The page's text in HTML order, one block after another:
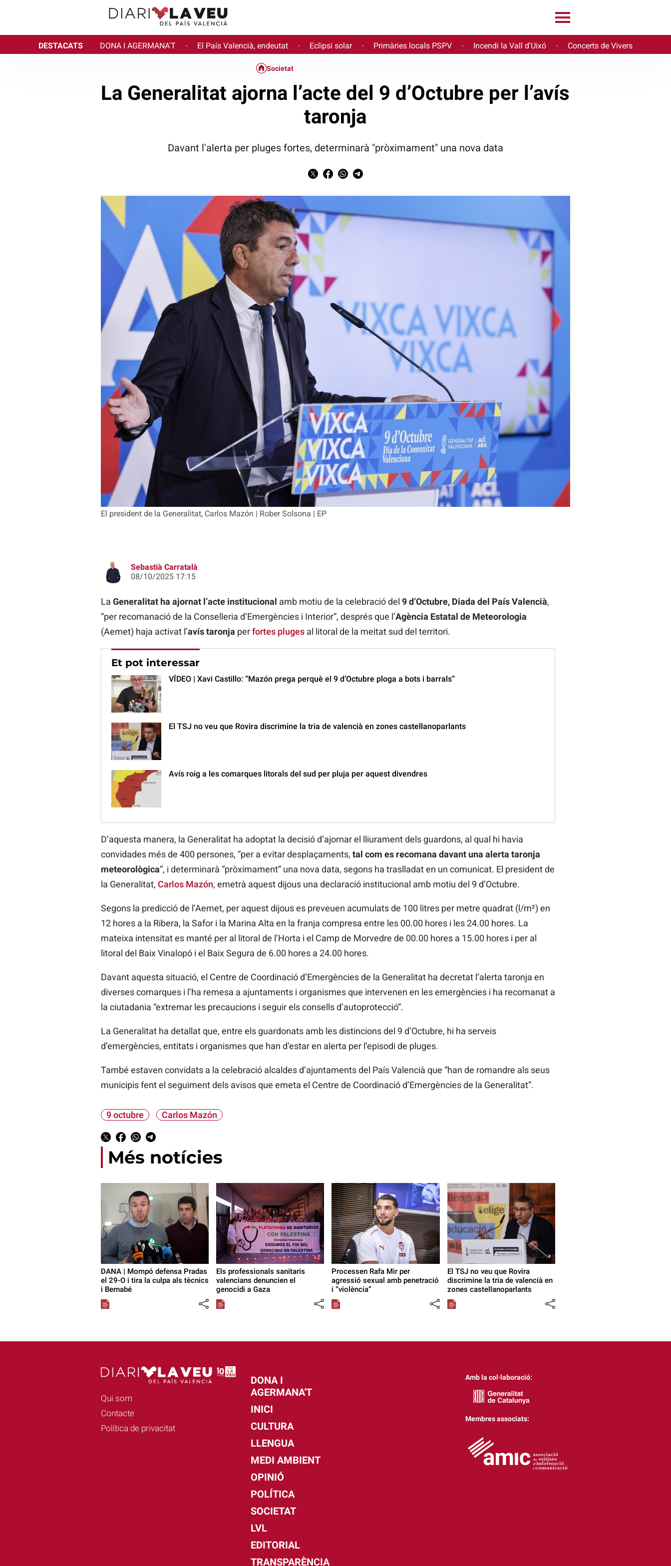
DESTACATS DONA I AGERMANA'T · El País Valencià, endeutat · Eclipsi solar · Primàries locals PSPV · Incendi la Vall d'Uixó · Concerts de Vivers
El president de la Generalitat, Carlos Mazón | Rober Solsona | EP
Societat
La Generalitat ajorna l’acte del 9 d’Octubre per l’avís
taronja
Davant l'alerta per pluges fortes, determinarà "pròximament" una nova data
Sebastià Carratalà
08/10/2025 17:15
La Generalitat ha ajornat l’acte institucional amb motiu de la celebració del 9 d’Octubre, Diada del País Valencià,
“per recomanació de la Conselleria d’Emergències i Interior”, després que l’Agència Estatal de Meteorologia
(Aemet) haja activat l’avís taronja perfortes plugesal litoral de la meitat sud del territori.
Et pot interessar
VÍDEO | Xavi Castillo: “Mazón prega perquè el 9 d’Octubre ploga a bots i barrals”
El TSJ no veu que Rovira discrimine la tria de valencià en zones castellanoparlants
Avís roig a les comarques litorals del sud per pluja per aquest divendres
D’aquesta manera, la Generalitat ha adoptat la decisió d’ajornar el lliurament dels guardons, al qual hi havia
convidades més de 400 persones, “per a evitar desplaçaments, tal com es recomana davant una alerta taronja
meteorològica“, i determinarà “pròximament” una nova data, segons ha traslladat en un comunicat. El president de
la Generalitat, Carlos Mazón, emetrà aquest dijous una declaració institucional amb motiu del 9 d’Octubre.
Segons la predicció de l’Aemet, per aquest dijous es preveuen acumulats de 100 litres per metre quadrat (l/m²) en
12 hores a la Ribera, la Safor i la Marina Alta en la franja compresa entre les 00.00 hores i les 24.00 hores. La
mateixa intensitat es manté per al litoral de l’Horta i el Camp de Morvedre de 00.00 hores a 15.00 hores i per al
litoral del Baix Vinalopó i el Baix Segura de 6.00 hores a 24.00 hores.
Davant aquesta situació, el Centre de Coordinació d’Emergències de la Generalitat ha decretat l’alerta taronja en
diverses comarques i l’ha remesa a ajuntaments i organismes que intervenen en les emergències i ha recomanat a
la ciutadania “extremar les precaucions i seguir els consells d’autoprotecció”.
La Generalitat ha detallat que, entre els guardonats amb les distincions del 9 d’Octubre, hi ha serveis
d’emergències, entitats i organismes que han d’estar en alerta per l’episodi de pluges.
També estaven convidats a la celebració alcaldes d’ajuntaments del País Valencià que “han de romandre als seus
municipis fent el seguiment dels avisos que emeta el Centre de Coordinació d’Emergències de la Generalitat”.
9 octubre Carlos Mazón
Més notícies
DANA | Mompó defensa Pradas
el 29-O i tira la culpa als tècnics
i Bernabé
Els professionals sanitaris
valencians denuncien el
genocidi a Gaza
Processen Rafa Mir per
agressió sexual amb penetració
i “violència”
El TSJ no veu que Rovira
discrimine la tria de valencià en
zones castellanoparlants
Qui som
Contacte
Política de privacitat
DONA I
AGERMANA'T
INICI
CULTURA
LLENGUA
MEDI AMBIENT
OPINIÓ
POLÍTICA
SOCIETAT
LVL
EDITORIAL
TRANSPARÈNCIA
Amb la col·laboració:
Membres associats: